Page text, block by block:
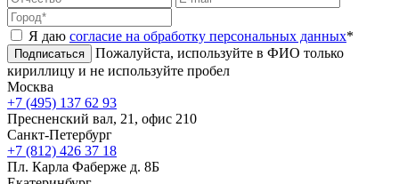
Я даю согласие на обработку персональных данных*
Подписаться
Пожалуйста, используйте в ФИО только
кириллицу и не используйте пробел
Москва
+7 (495) 137 62 93
Пресненский вал, 21, офис 210
Санкт-Петербург
+7 (812) 426 37 18
Пл. Карла Фаберже д. 8Б